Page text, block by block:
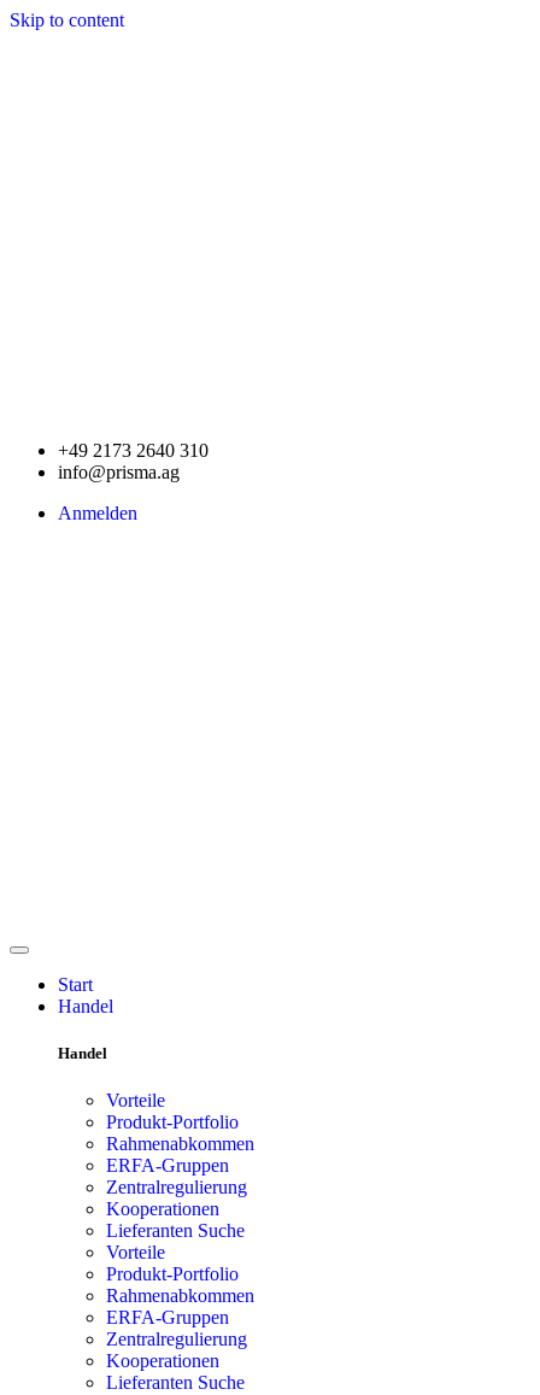
Skip to content
+49 2173 2640 310
info@prisma.ag
Anmelden
Start
Handel
Handel
Vorteile
Produkt-Portfolio
Rahmenabkommen
ERFA-Gruppen
Zentralregulierung
Kooperationen
Lieferanten Suche
Vorteile
Produkt-Portfolio
Rahmenabkommen
ERFA-Gruppen
Zentralregulierung
Kooperationen
Lieferanten Suche